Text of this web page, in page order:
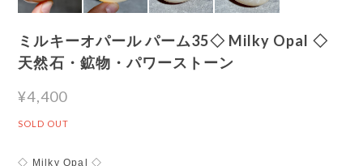
ミルキーオパール パーム35◇ Milky Opal ◇
天然石・鉱物・パワーストーン
¥4,400
SOLD OUT
◇ Milky Opal ◇